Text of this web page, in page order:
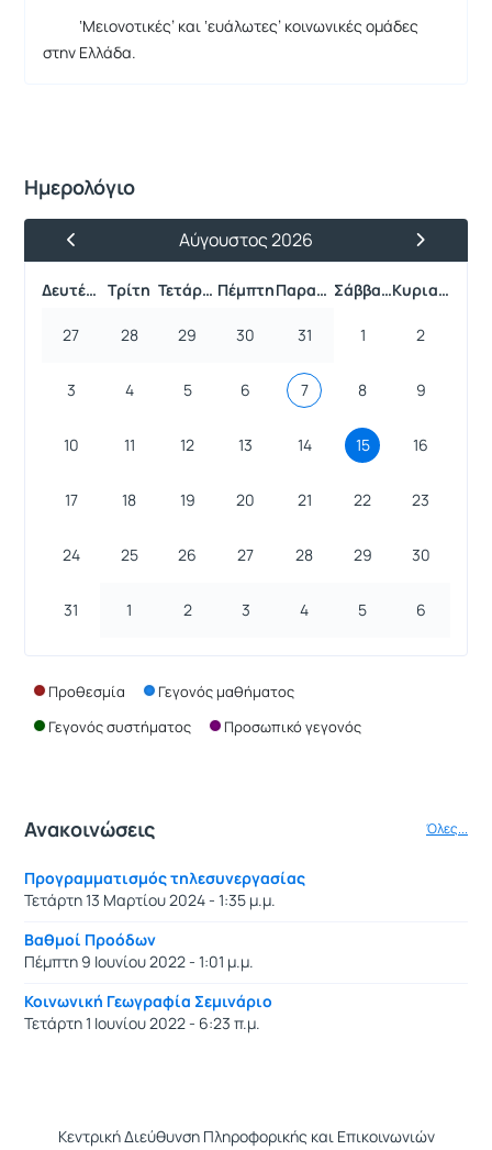
‘Μειονοτικές’ και ‘ευάλωτες’ κοινωνικές ομάδες
στην Ελλάδα.
Ημερολόγιο
Προηγούμενος ΜήναςΑύγουστος 2026
Επόμενος
Δευτέρα Τρίτη Τετάρτη Πέμπτη Παρασκευή Σάββατο Κυριακή
27 28 29 30 31 1 2
3 4 5 6 7 8 9
10 11 12 13 14 15 16
17 18 19 20 21 22 23
24 25 26 27 28 29 30
31 1 2 3 4 5 6
Προθεσμία
Γεγονός μαθήματος
Γεγονός συστήματος
Προσωπικό γεγονός
Ανακοινώσεις Όλες...
Προγραμματισμός τηλεσυνεργασίας
Τετάρτη 13 Μαρτίου 2024 - 1:35 μ.μ.
Βαθμοί Προόδων
Πέμπτη 9 Ιουνίου 2022 - 1:01 μ.μ.
Κοινωνική Γεωγραφία Σεμινάριο
Τετάρτη 1 Ιουνίου 2022 - 6:23 π.μ.
Κεντρική Διεύθυνση Πληροφορικής και Επικοινωνιών